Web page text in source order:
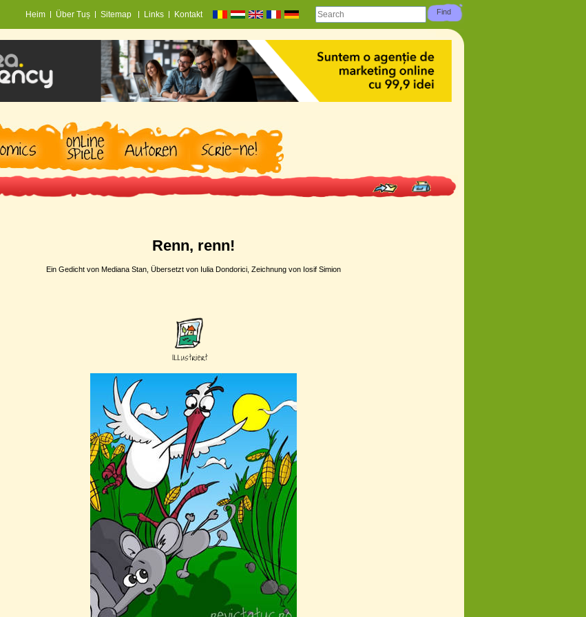
Heim Über Tuș Sitemap Links Kontakt
Renn, renn!
Ein Gedicht von Mediana Stan, Übersetzt von Iulia Dondorici, Zeichnung von Iosif Simion